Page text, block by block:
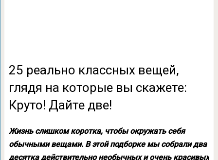
25 реально классных вещей,
глядя на которые вы скажете:
Круто! Дайте две!
Жизнь слишком коротка, чтобы окружать себя
обычными вещами. В этой подборке мы собрали два
десятка действительно необычных и очень красивых